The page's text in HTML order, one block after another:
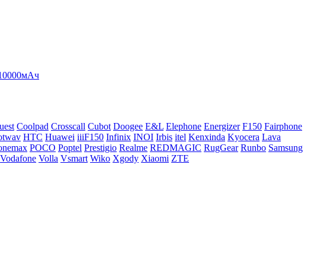
Coolpad Crosscall Cubot Doogee E&L Elephone Energizer F150 Fairphone
HTC Huawei iiiF150 Infinix INOI Irbis itel Kenxinda Kyocera Lava
POCO Poptel Prestigio Realme REDMAGIC RugGear Runbo Samsung
Vodafone Volla Vsmart Wiko Xgody Xiaomi ZTE